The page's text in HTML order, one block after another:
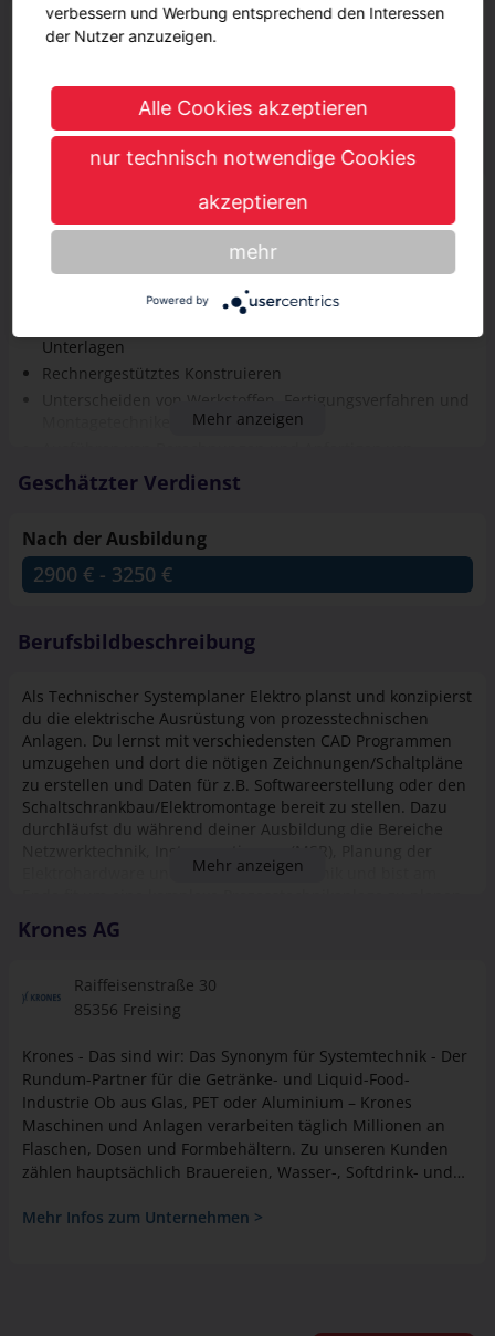
Werken/Technik
Mathe
Ausbildungsinhalte
Anwenden von Informations- und
Kommunikationstechniken
Arbeitsplanung und -Organisation
Durchführen von qualitätssichernden Maßnahmen
Kundenorientierung
Unterlagen
Rechnergestütztes Konstruieren
Unterscheiden von Werkstoffen, Fertigungsverfahren und
Skizzen
Beurteilen von Werkstoffen und
Mehr anzeigen
Geschätzter Verdienst
Nach der Ausbildung
2900 € - 3250 €
2900 € - 3250 €
Berufsbildbeschreibung
Als Technischer Systemplaner Elektro planst und konzipierst
du die elektrische Ausrüstung von prozesstechnischen
Anlagen. Du lernst mit verschiedensten CAD Programmen
umzugehen und dort die nötigen Zeichnungen/Schaltpläne
zu erstellen und Daten für z.B. Softwareerstellung oder den
Schaltschrankbau/Elektromontage bereit zu stellen. Dazu
durchläufst du während deiner Ausbildung die Bereiche
Elektrohardware und E-Installationstechnik und bist am
und bis zur Montage beim Endkunden zu betreuen.
Mehr anzeigen
Krones AG
Raiffeisenstraße 30
85356 Freising
Krones - Das sind wir: Das Synonym für Systemtechnik - Der
Rundum-Partner für die Getränke- und Liquid-Food-
Industrie Ob aus Glas, PET oder Aluminium – Krones
Maschinen und Anlagen verarbeiten täglich Millionen an
Flaschen, Dosen und Formbehältern. Zu unseren Kunden
zählen hauptsächlich Brauereien, Wasser-, Softdrink- und
Spirituosen-Produzenten sowie Unternehmen der Liquid-
Mehr Infos zum Unternehmen >
verbessern und Werbung entsprechend den Interessen
der Nutzer anzuzeigen.
Alle Cookies akzeptieren
nur technisch notwendige Cookies
akzeptieren
mehr
Powered by